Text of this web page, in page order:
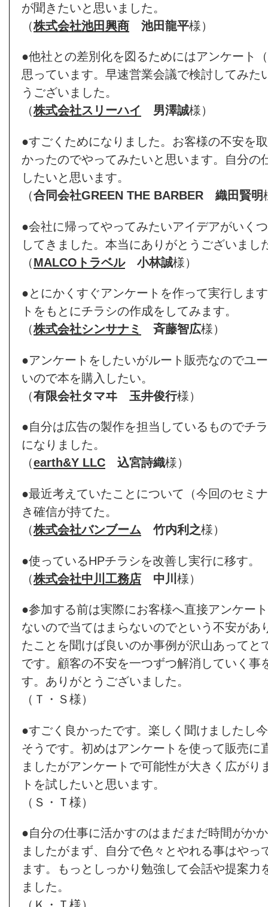
が聞きたいと思いました。
（株式会社池田興商 池田龍平様）
●他社との差別化を図るためにはアンケート
思っています。早速営業会議で検討してみた
うございました。
（株式会社スリーハイ 男澤誠様）
●すごくためになりました。お客様の不安を
かったのでやってみたいと思います。自分の
したいと思います。
（合同会社GREEN THE BARBER 織田賢明
●会社に帰ってやってみたいアイデアがいく
してきました。本当にありがとうございまし
（MALCOトラベル 小林誠様）
●とにかくすぐアンケートを作って実行しま
トをもとにチラシの作成をしてみます。
（株式会社シンサナミ 斉藤智広様）
●アンケートをしたいがルート販売なのでユ
いので本を購入したい。
（有限会社タマヰ 玉井俊行様）
●自分は広告の製作を担当しているものでチ
になりました。
（earth&Y LLC 込宮詩織様）
●最近考えていたことについて（今回のセミ
き確信が持てた。
（株式会社バンブーム 竹内利之様）
●使っているHPチラシを改善し実行に移す。
（株式会社中川工務店 中川 様）
●参加する前は実際にお客様へ直接アンケー
ないので当てはまらないのでという不安があ
たことを聞けば良いのか事例が沢山あってと
です。顧客の不安を一つずつ解消していく事
す。ありがとうございました。
（Ｔ・Ｓ様）
●すごく良かったです。楽しく聞けましたし
そうです。初めはアンケートを使って販売に
ましたがアンケートで可能性が大きく広がり
トを試したいと思います。
（Ｓ・Ｔ様）
●自分の仕事に活かすのはまだまだ時間がか
ましたがまず、自分で色々とやれる事はやっ
ます。もっとしっかり勉強して会話や提案力
ました。